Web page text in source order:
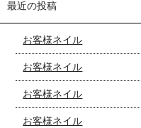
最近の投稿
お客様ネイル
お客様ネイル
お客様ネイル
お客様ネイル